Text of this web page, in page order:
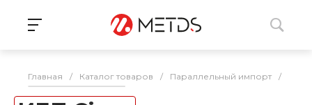
Главная / Каталог товаров / Параллельный импорт /